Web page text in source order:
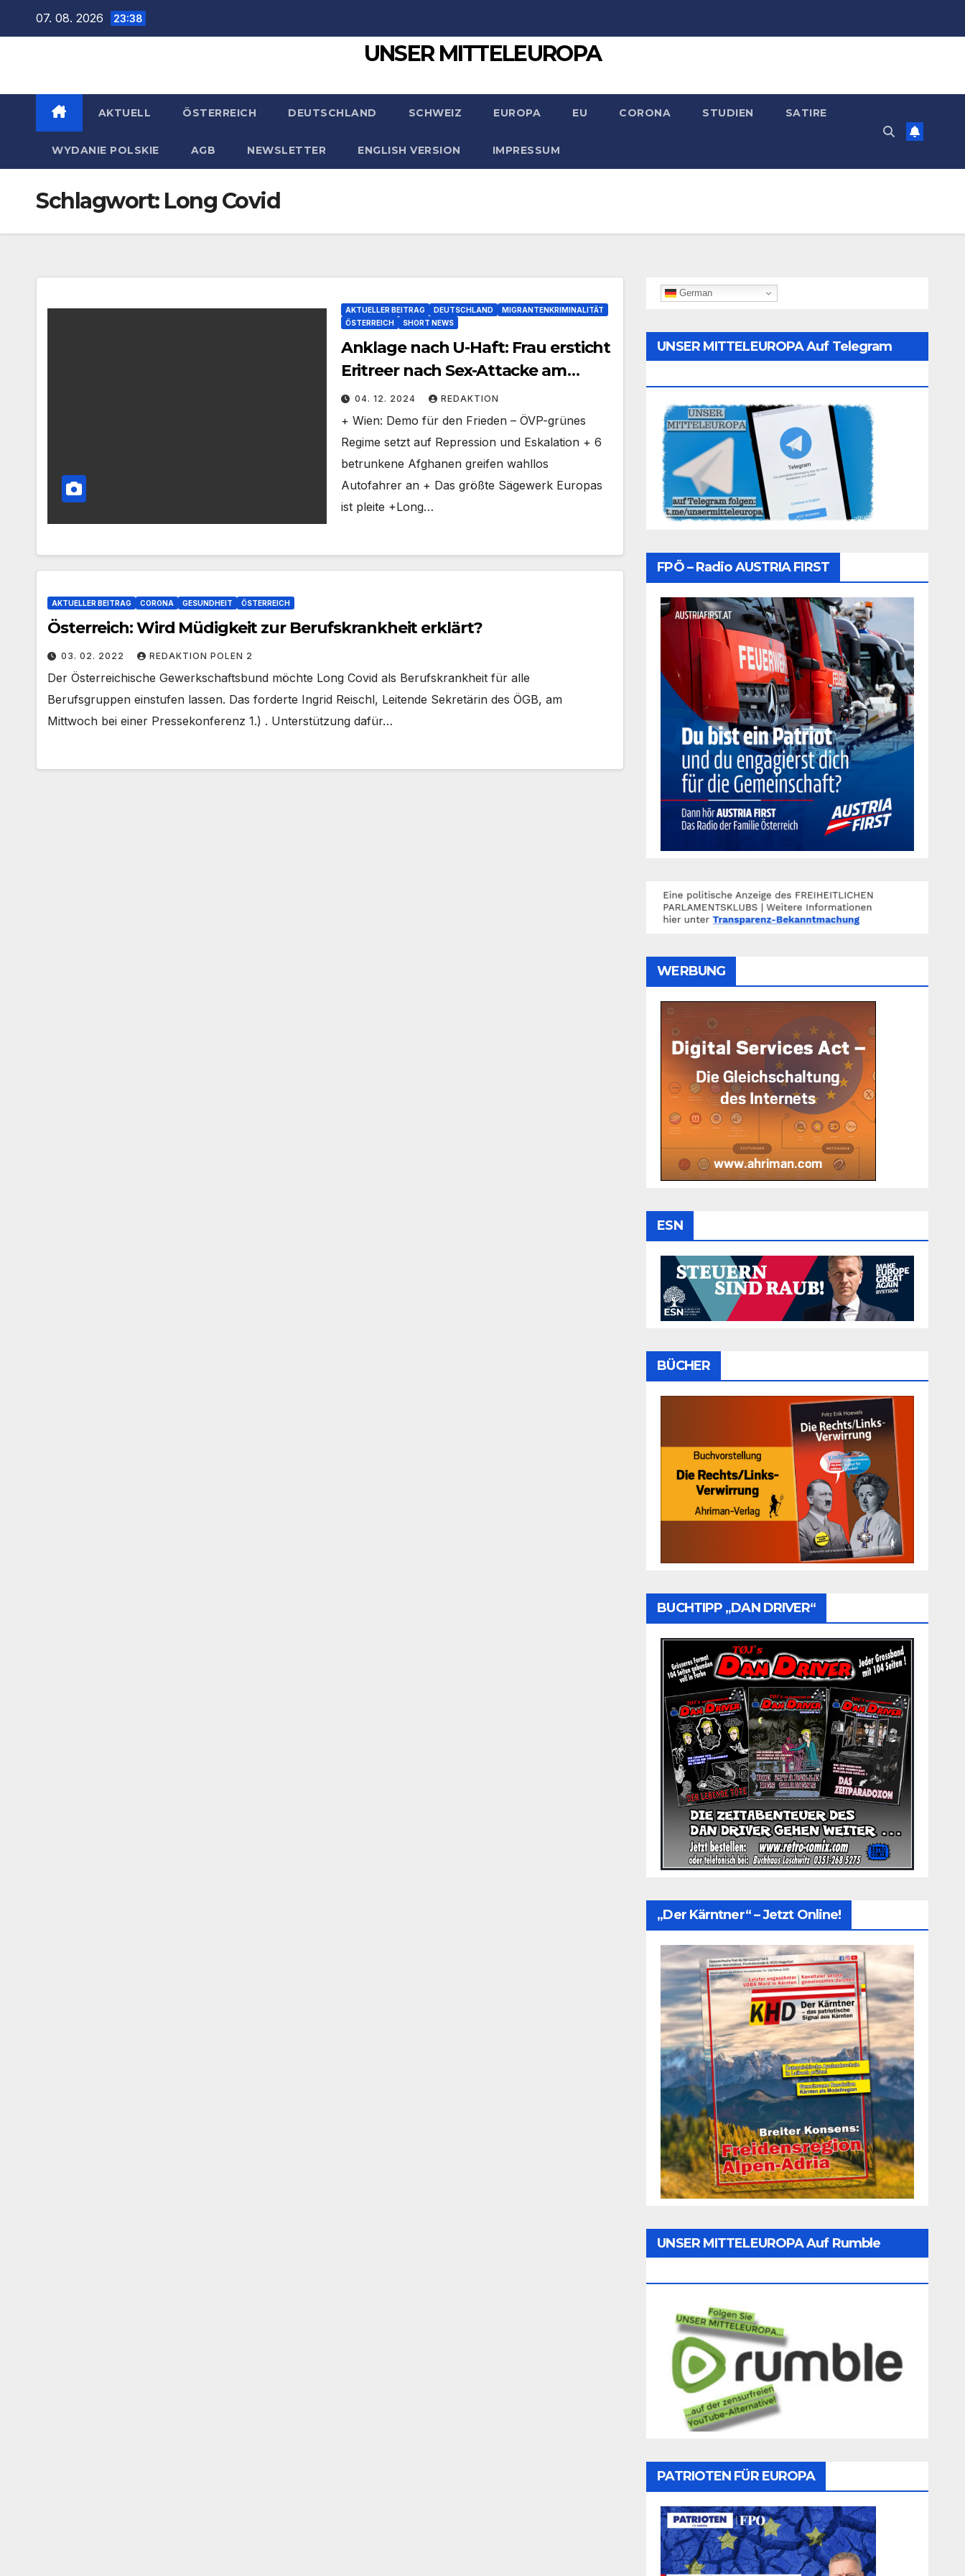
07. 08. 2026 23:38
UNSER MITTELEUROPA
AKTUELL ÖSTERREICH DEUTSCHLAND SCHWEIZ EUROPA EU CORONA STUDIEN SATIRE
WYDANIE POLSKIE AGB NEWSLETTER ENGLISH VERSION IMPRESSUM
Schlagwort: Long Covid
AKTUELLER BEITRAG DEUTSCHLAND
MIGRANTENKRIMINALITÄT
ÖSTERREICH
SHORT NEWS
Anklage nach U-Haft: Frau ersticht
Eritreer nach Sex-Attacke am
Bahnhof
04. 12. 2024 REDAKTION
+ Wien: Demo für den Frieden – ÖVP-grünes
Regime setzt auf Repression und Eskalation + 6
betrunkene Afghanen greifen wahllos
Autofahrer an + Das größte Sägewerk Europas
ist pleite +Long…
AKTUELLER BEITRAG CORONA GESUNDHEIT ÖSTERREICH
Österreich: Wird Müdigkeit zur Berufskrankheit erklärt?
03. 02. 2022 REDAKTION POLEN 2
Der Österreichische Gewerkschaftsbund möchte Long Covid als Berufskrankheit für alle
Berufsgruppen einstufen lassen. Das forderte Ingrid Reischl, Leitende Sekretärin des ÖGB, am
Mittwoch bei einer Pressekonferenz 1.) . Unterstützung dafür…
German
UNSER MITTELEUROPA Auf Telegram
FPÖ – Radio AUSTRIA FIRST
WERBUNG
ESN
BÜCHER
BUCHTIPP „DAN DRIVER“
„Der Kärntner“ – Jetzt Online!
UNSER MITTELEUROPA Auf Rumble
PATRIOTEN FÜR EUROPA